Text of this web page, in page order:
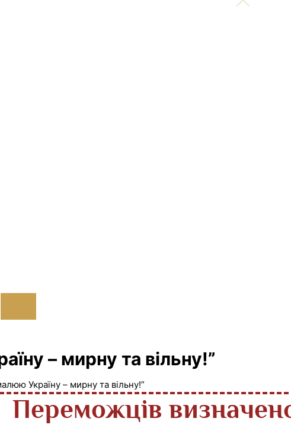
– мирну та вільну!”
Україну – мирну та вільну!”
Переможців